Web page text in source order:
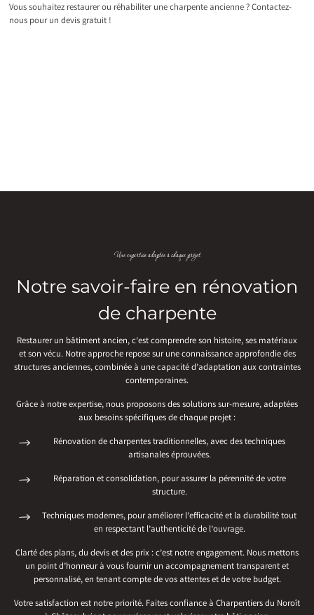
Vous souhaitez restaurer ou réhabiliter une charpente ancienne ? Contactez-
nous pour un devis gratuit !
Une expertise adaptée à chaque projet
Notre savoir-faire en rénovation
de charpente
Restaurer un bâtiment ancien, c’est comprendre son histoire, ses matériaux
et son vécu. Notre approche repose sur une connaissance approfondie des
structures anciennes, combinée à une capacité d’adaptation aux contraintes
contemporaines.
Grâce à notre expertise, nous proposons des solutions sur-mesure, adaptées
aux besoins spécifiques de chaque projet :
Rénovation de charpentes traditionnelles, avec des techniques
artisanales éprouvées.
Réparation et consolidation, pour assurer la pérennité de votre
structure.
Techniques modernes, pour améliorer l’efficacité et la durabilité tout
en respectant l’authenticité de l’ouvrage.
Clarté des plans, du devis et des prix : c’est notre engagement. Nous mettons
un point d’honneur à vous fournir un accompagnement transparent et
personnalisé, en tenant compte de vos attentes et de votre budget.
Votre satisfaction est notre priorité. Faites confiance à Charpentiers du Noroît